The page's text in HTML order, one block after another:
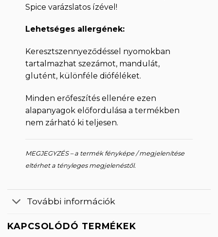
Spice varázslatos ízével!
Lehetséges allergének:
Keresztszennyeződéssel nyomokban
tartalmazhat szezámot, mandulát,
glutént, különféle dióféléket.
Minden erőfeszítés ellenére ezen
alapanyagok előfordulása a termékben
nem zárható ki teljesen.
MEGJEGYZÉS – a termék fényképe / megjelenítése
eltérhet a tényleges megjelenéstől.
További információk
KAPCSOLÓDÓ TERMÉKEK